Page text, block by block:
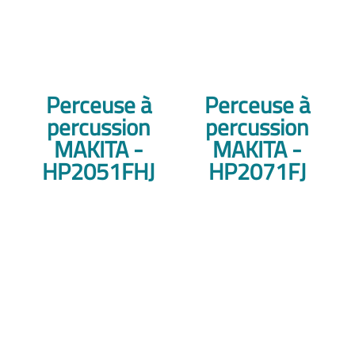
Perceuse à
percussion
MAKITA -
HP2051FHJ
Perceuse à
percussion
MAKITA -
HP2071FJ